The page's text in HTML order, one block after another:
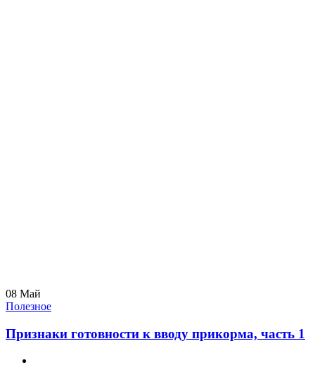
08 Май
Полезное
Признаки готовности к вводу прикорма, часть 1